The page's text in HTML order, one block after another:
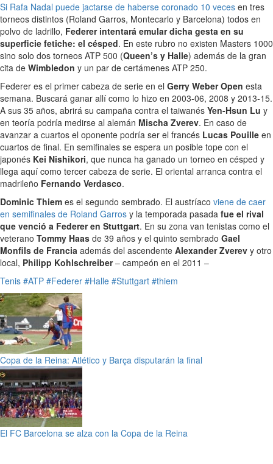
Si Rafa Nadal puede jactarse de haberse coronado 10 veces en tres
torneos distintos (Roland Garros, Montecarlo y Barcelona) todos en
polvo de ladrillo, Federer intentará emular dicha gesta en su
superficie fetiche: el césped. En este rubro no existen Masters 1000
sino solo dos torneos ATP 500 (Queen’s y Halle) además de la gran
cita de Wimbledon y un par de certámenes ATP 250.
Federer es el primer cabeza de serie en el Gerry Weber Open esta
semana. Buscará ganar allí como lo hizo en 2003-06, 2008 y 2013-15.
A sus 35 años, abrirá su campaña contra el taiwanés Yen-Hsun Lu y
en teoría podría medirse al alemán Mischa Zverev. En caso de
avanzar a cuartos el oponente podría ser el francés Lucas Pouille en
cuartos de final. En semifinales se espera un posible tope con el
japonés Kei Nishikori, que nunca ha ganado un torneo en césped y
llega aquí como tercer cabeza de serie. El oriental arranca contra el
madrileño Fernando Verdasco.
Dominic Thiem es el segundo sembrado. El austríaco viene de caer
en semifinales de Roland Garros y la temporada pasada fue el rival
que venció a Federer en Stuttgart. En su zona van tenistas como el
veterano Tommy Haas de 39 años y el quinto sembrado Gael
Monfils de Francia además del ascendente Alexander Zverev y otro
local, Philipp Kohlschreiber– campeón en el 2011 –
Tenis #ATP #Federer #Halle #Stuttgart #thiem
Copa de la Reina: Atlético y Barça disputarán la final
El FC Barcelona se alza con la Copa de la Reina